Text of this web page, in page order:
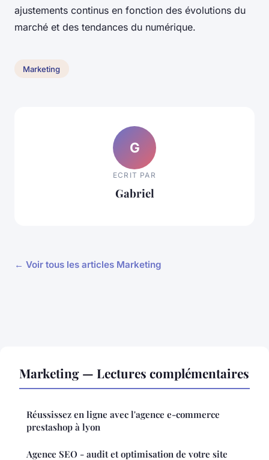
ajustements continus en fonction des évolutions du
marché et des tendances du numérique.
Marketing
G
ECRIT PAR
Gabriel
← Voir tous les articles Marketing
Marketing — Lectures complémentaires
Réussissez en ligne avec l'agence e-commerce
prestashop à lyon
Agence SEO - audit et optimisation de votre site